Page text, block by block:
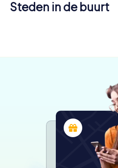
Steden in de buurt